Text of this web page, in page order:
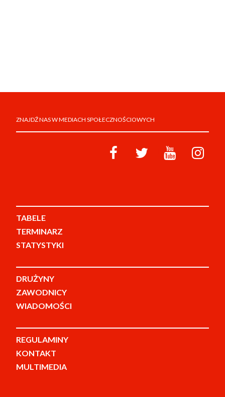
ZNAJDŹ NAS W MEDIACH SPOŁECZNOŚCIOWYCH
TABELE
TERMINARZ
STATYSTYKI
DRUŻYNY
ZAWODNICY
WIADOMOŚCI
REGULAMINY
KONTAKT
MULTIMEDIA